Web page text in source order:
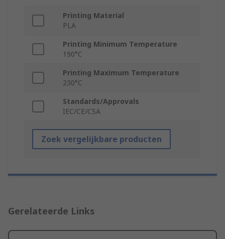
Printing Material
PLA
Printing Minimum Temperature
190°C
Printing Maximum Temperature
230°C
Standards/Approvals
IEC/CE/CSA
Zoek vergelijkbare producten
Gerelateerde Links